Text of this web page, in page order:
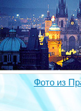
Фото из